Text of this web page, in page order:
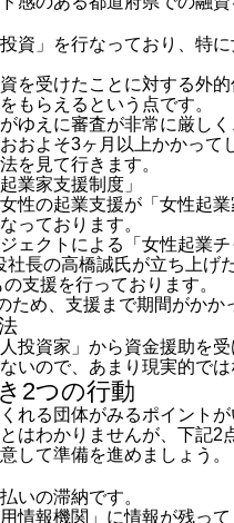
資」を行なっており、特
を受けたことに対する外
もらえるという点です。
ゆえに審査が非常に厳しく
およそ3ヶ月以上かかって
を見て行きます。
業家支援制度」
性の起業支援が「女性起業
っております。
ェクトによる「女性起業チ
長の高橋誠氏が立ち上げ
支援を行っております。
め、支援まで期間がかか
投資家」から資金援助を
いので、あまり現実的では
2つの行動
れる団体がみるポイントが
はわかりませんが、下記2
して準備を進めましょう。
いの滞納です。
情報機関」に情報が残っ